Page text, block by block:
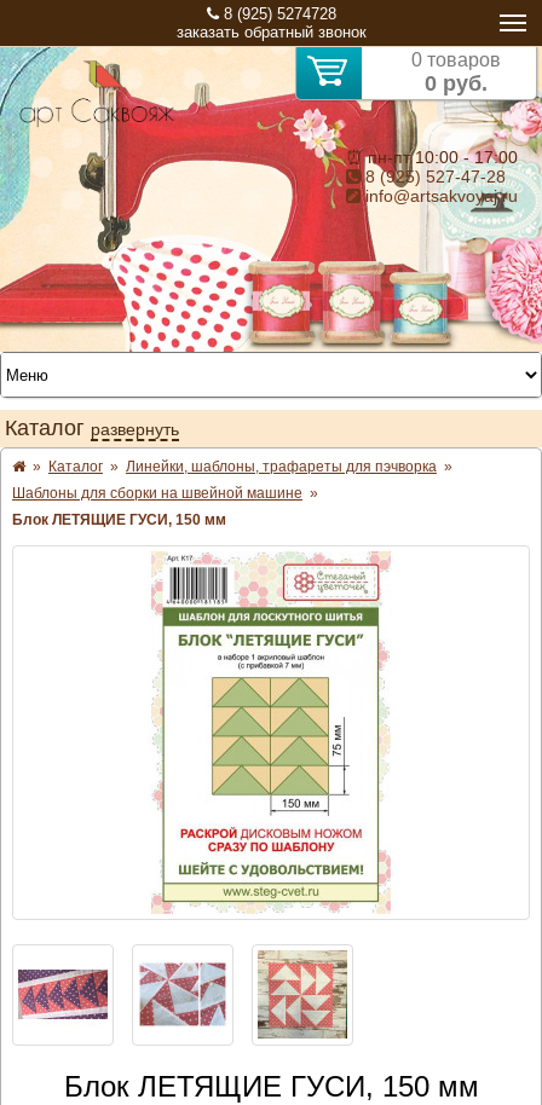
8 (925) 5274728
заказать обратный звонок
0 товаров
0 руб.
⏰ пн-пт 10:00 - 17:00
8 (925) 527-47-28
info@artsakvoyaj.ru
Каталог развернуть
» Каталог » Линейки, шаблоны, трафареты для пэчворка »
Шаблоны для сборки на швейной машине »
Блок ЛЕТЯЩИЕ ГУСИ, 150 мм
Блок ЛЕТЯЩИЕ ГУСИ, 150 мм